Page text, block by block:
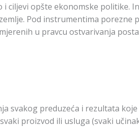
ciljevi opšte ekonomske politike.
Pod instrumentima porezne
u pravcu ostvarivanja
svakog preduzeća i rezultata
proizvod ili usluga (svaki